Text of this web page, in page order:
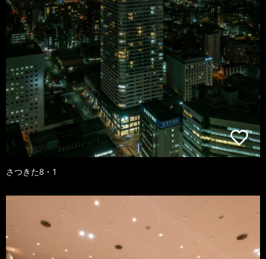
さつきた8・1